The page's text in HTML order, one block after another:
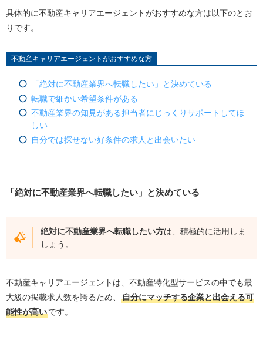
具体的に不動産キャリアエージェントがおすすめな方は以下のとお
りです。
不動産キャリアエージェントがおすすめな方
「絶対に不動産業界へ転職したい」と決めている
転職で細かい希望条件がある
不動産業界の知見がある担当者にじっくりサポートしてほ
しい
自分では探せない好条件の求人と出会いたい
「絶対に不動産業界へ転職したい」と決めている
絶対に不動産業界へ転職したい方は、積極的に活用しま
しょう。
不動産キャリアエージェントは、不動産特化型サービスの中でも最
大級の掲載求人数を誇るため、
自分にマッチする企業と出会える可
能性が高いです。